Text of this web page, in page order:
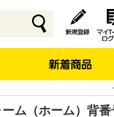
ーム（ホーム）背